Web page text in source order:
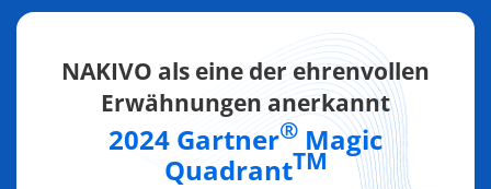
NAKIVO als eine der ehrenvollen
Erwähnungen anerkannt
2024 Gartner® Magic
QuadrantTM